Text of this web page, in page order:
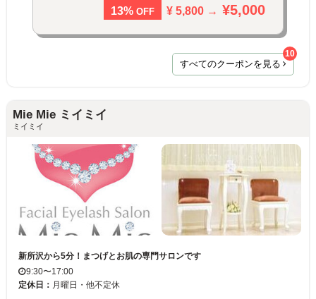
13% OFF ¥ 5,800 → ¥5,000
すべてのクーポンを見る
10
Mie Mie ミイミイ
ミイミイ
新所沢から5分！まつげとお肌の専門サロンです
9:30〜17:00
定休日： 月曜日・他不定休